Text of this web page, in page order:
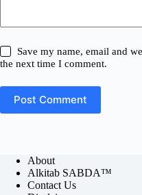
Save my name, email and
the next time I comment.
Post Comment
About
Alkitab SABDA™
Contact Us